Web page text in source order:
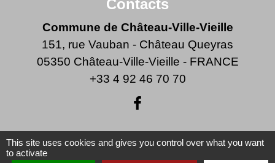
Contacts
Commune de Château-Ville-Vieille
151, rue Vauban - Château Queyras
05350 Château-Ville-Vieille - FRANCE
+33 4 92 46 70 70
This site uses cookies and gives you control over what you want
to activate